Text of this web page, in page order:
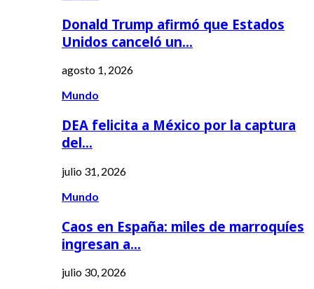
Donald Trump afirmó que Estados
Unidos canceló un…
agosto 1, 2026
Mundo
DEA felicita a México por la captura
del…
julio 31, 2026
Mundo
Caos en España: miles de marroquíes
ingresan a…
julio 30, 2026